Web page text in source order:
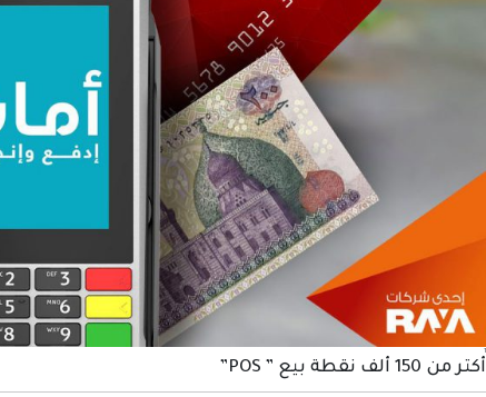
أكتر من 150 ألف نقطة بيع ” POS”